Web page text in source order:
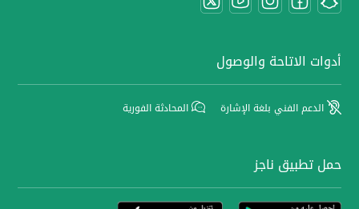
أدوات الاتاحة والوصول
الدعم الفني بلغة الإشارة المحادثة الفورية
حمل تطبيق ناجز